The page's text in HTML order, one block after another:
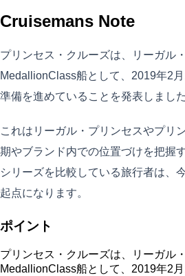
Cruisemans Note
プリンセス・クルーズは、リーガル
MedallionClass船として、2019年2
準備を進めていることを発表しました
これはリーガル・プリンセスやプリ
期やブランド内での位置づけを把握
シリーズを比較している旅行者は、
起点になります。
ポイント
プリンセス・クルーズは、リーガル
MedallionClass船として、2019年2